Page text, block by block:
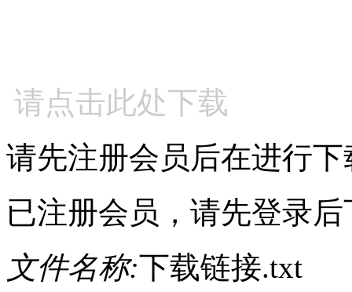
请点击此处下载
请先注册会员后在进行下
已注册会员，请先登录后
文件名称:下载链接.txt